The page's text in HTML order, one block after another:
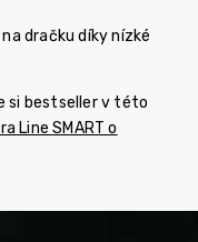
dračku díky nízké
si bestseller v této
Line SMART o